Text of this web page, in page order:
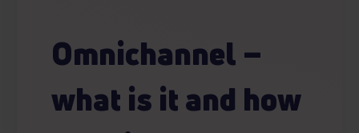
Omnichannel –
what is it and how